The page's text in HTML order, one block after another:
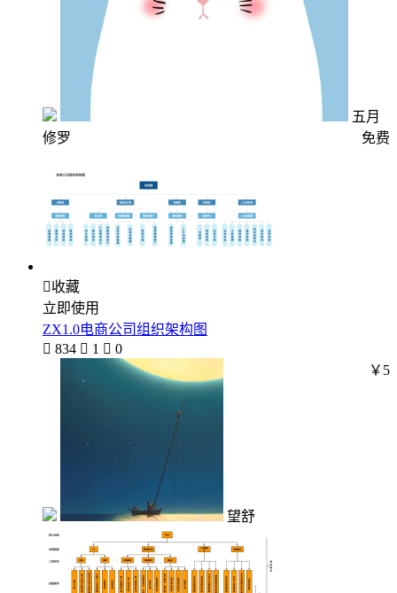
五月
修罗
免费
收藏
立即使用
ZX1.0电商公司组织架构图
 834  1  0
望舒
￥5